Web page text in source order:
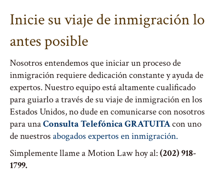
Inicie su viaje de inmigración lo
antes posible
Nosotros entendemos que iniciar un proceso de
inmigración requiere dedicación constante y ayuda de
expertos. Nuestro equipo está altamente cualificado
para guiarlo a través de su viaje de inmigración en los
Estados Unidos, no dude en comunicarse con nosotros
para unaConsulta Telefónica GRATUITAcon uno
de nuestros abogados expertos en inmigración.
Simplemente llame a Motion Law hoy al:(202) 918-
1799.